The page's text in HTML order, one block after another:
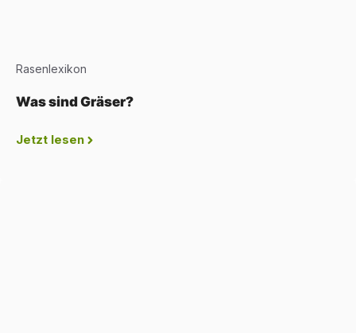
Rasenlexikon
Was sind Gräser?
Jetzt lesen